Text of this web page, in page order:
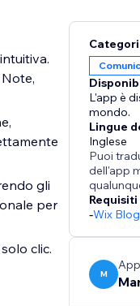
gli
per
clic.
L'app è
mondo.
Lingue
Inglese
Puoi
dell'app
-Wix Blog
M